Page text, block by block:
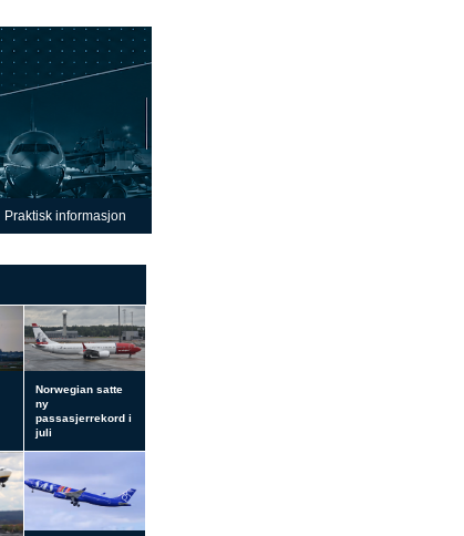
Praktisk informasjon
Norwegian satte
ny
passasjerrekord i
juli